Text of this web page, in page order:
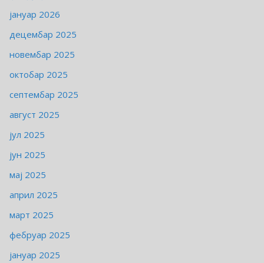
јануар 2026
децембар 2025
новембар 2025
октобар 2025
септембар 2025
август 2025
јул 2025
јун 2025
мај 2025
април 2025
март 2025
фебруар 2025
јануар 2025